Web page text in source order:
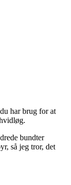
har brug for at
bundter
så jeg tror, det